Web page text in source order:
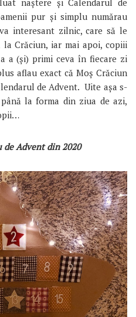
pur și simplu numărau
interesant zilnic, care să le
Crăciun, iar mai apoi, copiii
a (și) primi ceva în fiecare zi
aflau exact că Moș Crăciun
de Advent. Uite așa s-
la forma din ziua de azi,
Advent din 2020